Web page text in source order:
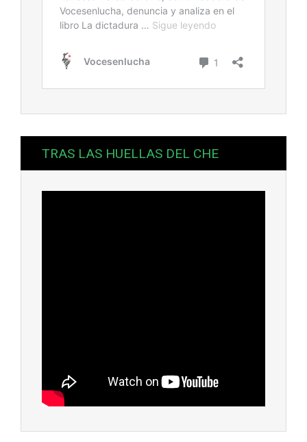
TRAS LAS HUELLAS DEL CHE